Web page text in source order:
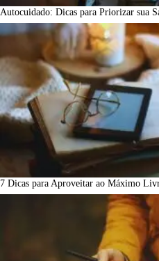
Autocuidado: Dicas para Priorizar sua
7 Dicas para Aproveitar ao Máximo